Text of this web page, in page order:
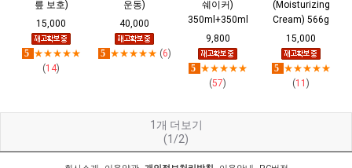
릎 보호)
15,000
5 ★★★★★
(14)
운동)
40,000
5 ★★★★★ (6)
쉐이커)
350ml+350ml
9,800
5 ★★★★★
(57)
(Moisturizing
Cream) 566g
15,000
5 ★★★★★
(11 )
1 개 더보기
(1/2)